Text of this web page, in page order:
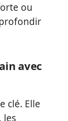
ou
avec
clé. Elle
les